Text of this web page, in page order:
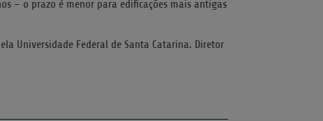
– o prazo é menor para edificações mais antigas
Universidade Federal de Santa Catarina. Diretor